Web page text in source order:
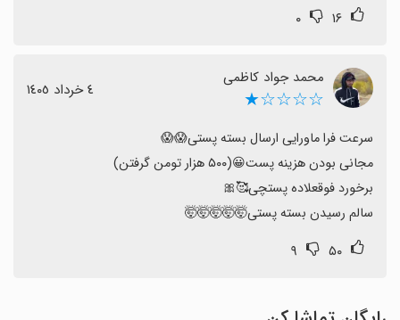
۱۶ ۰
محمد جواد کاظمی
☆☆☆☆★ ٤ خرداد ١٤٠٥
سالم رسیدن بسته پستی🤯🤯🤯🤯🤯
۵۰ ۹